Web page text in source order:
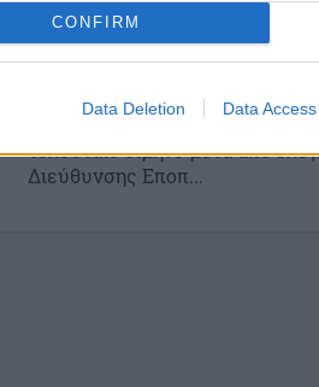
CONFIRM
Data Deletion Data Access
Πρόστιμα ύψους 181.500
επιχειρήσεις για
Πρόστιμα ύψους 181.500 ευρώ
τελευταίο δίμηνο μετά από
Διεύθυνσης Εποπ...